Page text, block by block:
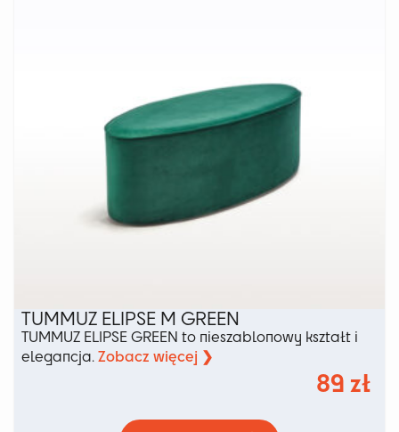
TUMMUZ ELIPSE M GREEN
TUMMUZ ELIPSE GREEN to nieszablonowy kształt i
elegancja. Zobacz więcej ❯
89 zł